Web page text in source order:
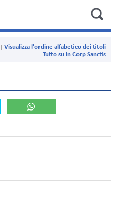
Visualizza l'ordine alfabetico dei titoli
Tutto su In Corp Sanctis